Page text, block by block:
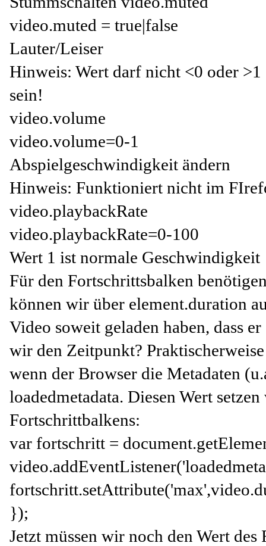
video.muted = true|false
Lauter/Leiser
Hinweis: Wert darf nicht <0 oder >1
sein!
video.volume
video.volume=0-1
Abspielgeschwindigkeit ändern
Hinweis: Funktioniert nicht im
video.playbackRate
video.playbackRate=0-100
Wert 1 ist normale Geschwindigkeit
Für den Fortschrittsbalken
können wir über element.duration
Video soweit geladen haben, dass
wir den Zeitpunkt?
wenn der Browser die Metadaten
loadedmetadata. Diesen Wert
Fortschrittbalkens:
var fortschritt =
});
Jetzt müssen wir noch den Wert